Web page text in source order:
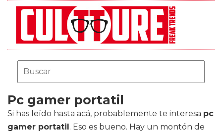
Pc gamer portatil
Si has leído hasta acá, probablemente te interesa pc
gamer portatil. Eso es bueno. Hay un montón de